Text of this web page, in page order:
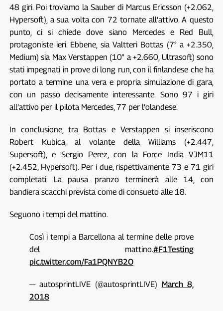
48 giri. Poi troviamo la Sauber di Marcus Ericsson (+2.062,
Hypersoft), a sua volta con 72 tornate all’attivo. A questo
punto, ci si chiede dove siano Mercedes e Red Bull,
protagoniste ieri. Ebbene, sia Valtteri Bottas (7° a +2.350,
Medium) sia Max Verstappen (10° a +2.660, Ultrasoft) sono
stati impegnati in prove di long run, con il finlandese che ha
portato a termine una vera e propria simulazione di gara,
con un passo decisamente interessante. Sono 97 i giri
all’attivo per il pilota Mercedes, 77 per l’olandese.
In conclusione, tra Bottas e Verstappen si inseriscono
Robert Kubica, al volante della Williams (+2.447,
Supersoft), e Sergio Perez, con la Force India VJM11
(+2.452, Hypersoft). Per i due, rispettivamente 73 e 71 giri
completati. La pausa pranzo terminerà alle 14, con
bandiera scacchi prevista come di consueto alle 18.
Seguono i tempi del mattino.
Così i tempi a Barcellona al termine delle prove
del mattino.#F1Testing
pic.twitter.com/Fa1PQNYB2O
— autosprintLIVE (@autosprintLIVE) March 8,
2018